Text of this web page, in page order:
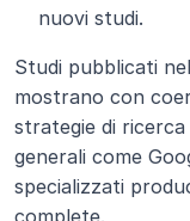
nuovi studi.
Studi pubblicati nel
mostrano con
strategie di
generali come
specializzati